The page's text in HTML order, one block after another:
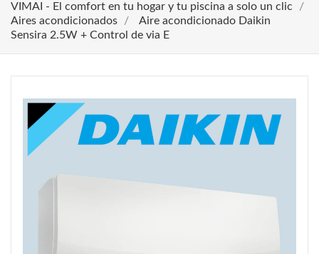
VIMAI - El comfort en tu hogar y tu piscina a solo un clic
Aires acondicionados
Aire acondicionado Daikin
Sensira 2.5W + Control de via E